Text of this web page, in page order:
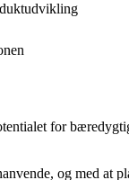
for
og med